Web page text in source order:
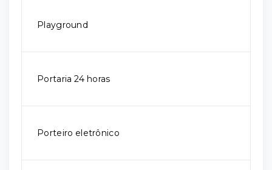
Playground
Portaria 24 horas
Porteiro eletrônico